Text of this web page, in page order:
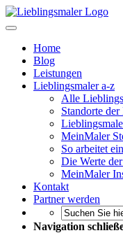
Home
Blog
Leistungen
Lieblingsmaler a-z
Alle
Standorte
MeinMaler
So arbeitet
Die Werte
MeinMaler
Kontakt
Partner werden
Navigation